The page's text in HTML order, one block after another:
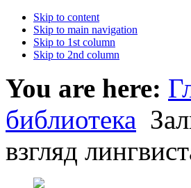
Skip to content
Skip to main navigation
Skip to 1st column
Skip to 2nd column
You are here:
библиотека
взгляд